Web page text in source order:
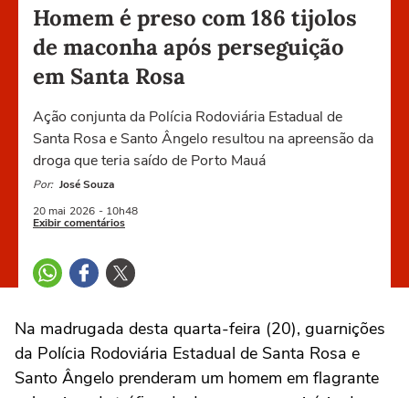
Homem é preso com 186 tijolos
de maconha após perseguição
em Santa Rosa
Ação conjunta da Polícia Rodoviária Estadual de
Santa Rosa e Santo Ângelo resultou na apreensão da
droga que teria saído de Porto Mauá
Por: José Souza
20 mai 2026 - 10h48
Exibir comentários
Na madrugada desta quarta-feira (20), guarnições
da Polícia Rodoviária Estadual de Santa Rosa e
Santo Ângelo prenderam um homem em flagrante